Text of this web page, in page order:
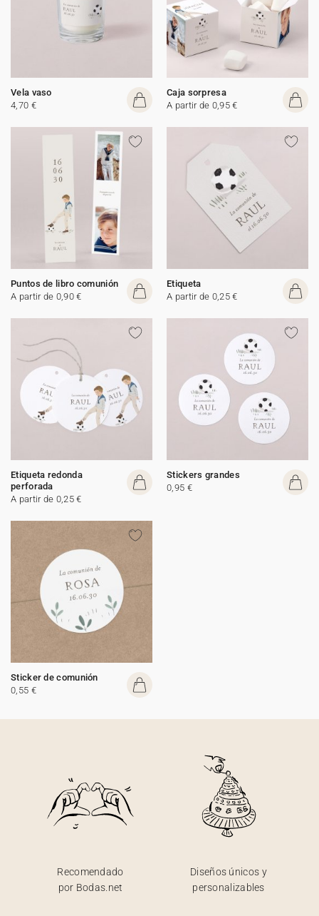
Vela vaso
4,70 €
Caja sorpresa
A partir de 0,95 €
Puntos de libro comunión
A partir de 0,90 €
Etiqueta
A partir de 0,25 €
Etiqueta redonda
perforada
A partir de 0,25 €
Stickers grandes
0,95 €
Sticker de comunión
0,55 €
Recomendado
por Bodas.net
Diseños únicos y
personalizables